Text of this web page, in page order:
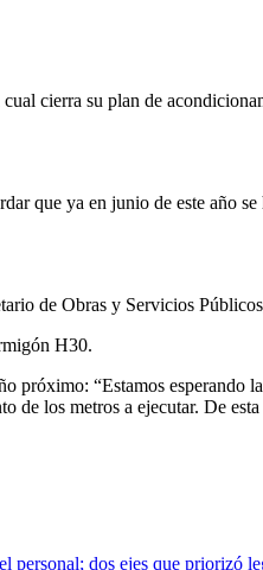
cierra su plan de
que ya en junio de este año se
de Obras y Servicios
H30.
próximo: “Estamos esperando
de los metros a ejecutar. De
personal; dos ejes que priorizó